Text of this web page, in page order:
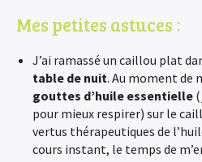
Mes petites astuces :
J’ai ramassé un caillou plat
table de nuit. Au moment de
gouttes d’huile essentielle
pour mieux respirer) sur le
vertus thérapeutiques de
cours instant, le temps de